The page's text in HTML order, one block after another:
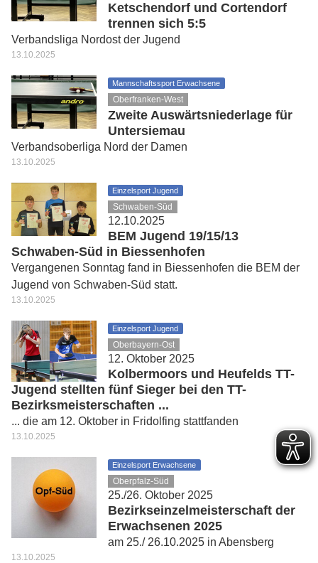
Ketschendorf und Cortendorf
trennen sich 5:5
Verbandsliga Nordost der Jugend
13.10.2025
Mannschaftssport Erwachsene
Oberfranken-West
Zweite Auswärtsniederlage für
Untersiemau
Verbandsoberliga Nord der Damen
13.10.2025
Einzelsport Jugend
Schwaben-Süd
12.10.2025
BEM Jugend 19/15/13
Schwaben-Süd in Biessenhofen
Vergangenen Sonntag fand in Biessenhofen die BEM der
Jugend von Schwaben-Süd statt.
13.10.2025
Einzelsport Jugend
Oberbayern-Ost
12. Oktober 2025
Kolbermoors und Heufelds TT-
Jugend stellten fünf Sieger bei den TT-
Bezirksmeisterschaften ...
... die am 12. Oktober in Fridolfing stattfanden
13.10.2025
Einzelsport Erwachsene
Oberpfalz-Süd
25./26. Oktober 2025
Bezirkseinzelmeisterschaft der
Erwachsenen 2025
am 25./ 26.10.2025 in Abensberg
13.10.2025